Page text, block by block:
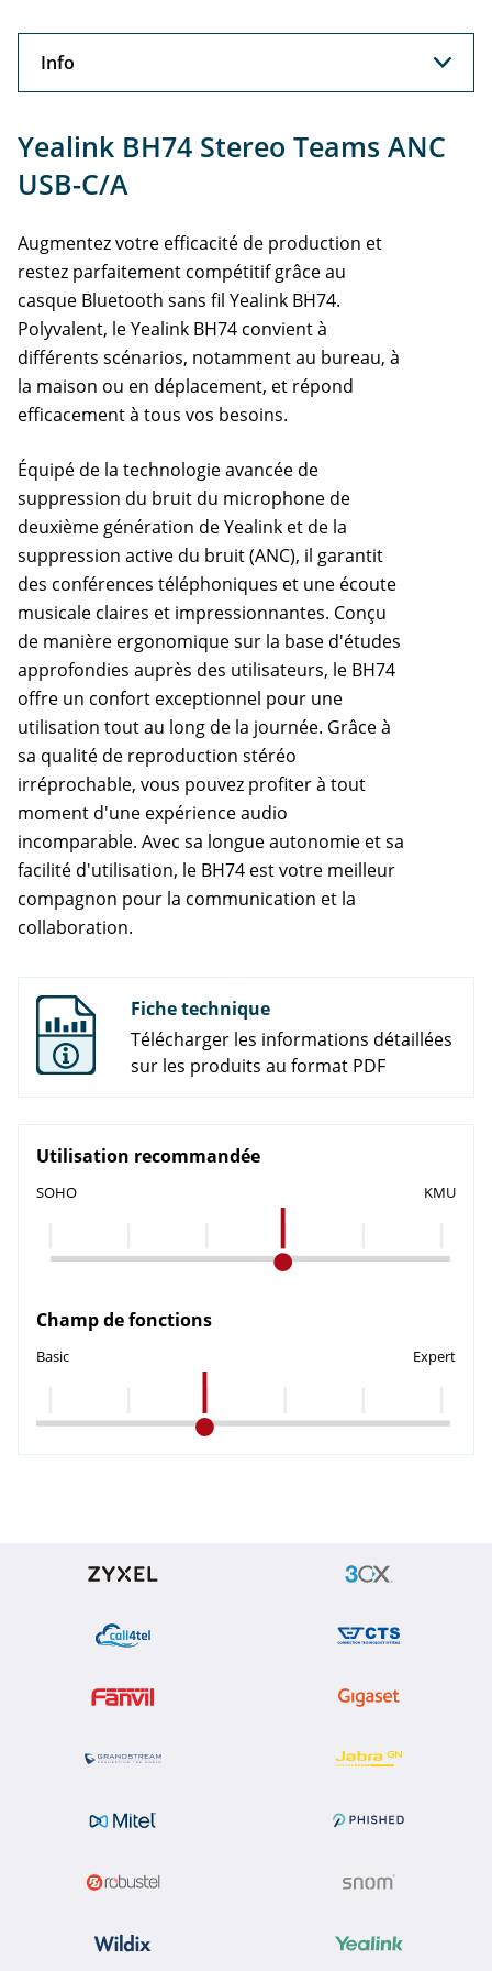
Info
Support
Yealink BH74 Stereo Teams ANC
USB-C/A
Augmentez votre efficacité de production et
restez parfaitement compétitif grâce au
casque Bluetooth sans fil Yealink BH74.
Polyvalent, le Yealink BH74 convient à
différents scénarios, notamment au bureau, à
la maison ou en déplacement, et répond
efficacement à tous vos besoins.
Équipé de la technologie avancée de
suppression du bruit du microphone de
deuxième génération de Yealink et de la
suppression active du bruit (ANC), il garantit
des conférences téléphoniques et une écoute
musicale claires et impressionnantes. Conçu
de manière ergonomique sur la base d'études
approfondies auprès des utilisateurs, le BH74
offre un confort exceptionnel pour une
utilisation tout au long de la journée. Grâce à
sa qualité de reproduction stéréo
irréprochable, vous pouvez profiter à tout
moment d'une expérience audio
incomparable. Avec sa longue autonomie et sa
facilité d'utilisation, le BH74 est votre meilleur
compagnon pour la communication et la
collaboration.
Fiche technique
Télécharger les informations détaillées
sur les produits au format PDF
Utilisation recommandée
SOHO KMU
Champ de fonctions
Basic Expert